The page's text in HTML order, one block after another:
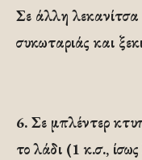
Σε άλλη
συκωταριάς και
6. Σε μπλέντερ
το λάδι (1 κ.σ., ίσως